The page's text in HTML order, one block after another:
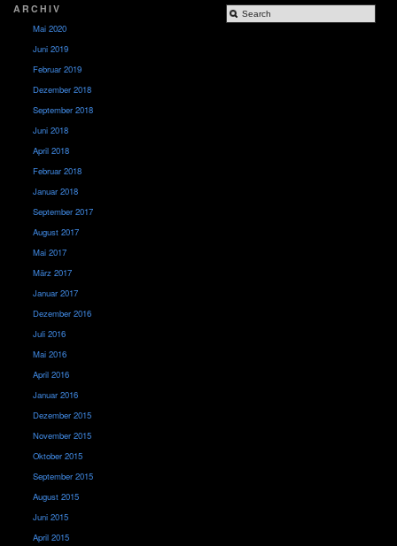
ARCHIV
Mai 2020
Juni 2019
Februar 2019
Dezember 2018
September 2018
Juni 2018
April 2018
Februar 2018
Januar 2018
September 2017
August 2017
Mai 2017
März 2017
Januar 2017
Dezember 2016
Juli 2016
Mai 2016
April 2016
Januar 2016
Dezember 2015
November 2015
Oktober 2015
September 2015
August 2015
Juni 2015
April 2015